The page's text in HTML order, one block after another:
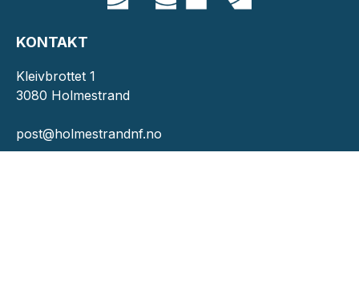
KONTAKT
Kleivbrottet 1
3080 Holmestrand
post@holmestrandnf.no